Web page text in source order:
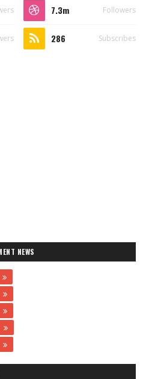
7.3m Followers
286 Subscribes
NEWS